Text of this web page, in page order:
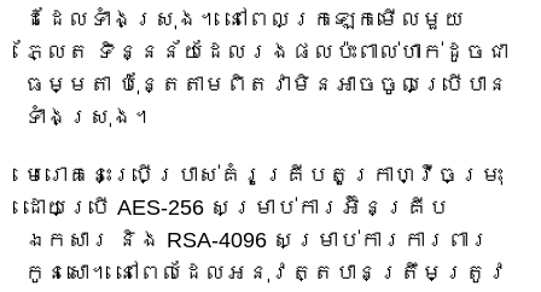
ដដែលទាំងស្រុង។ នៅពេលក្រឡេកមើលមួយ
ភ្លែត ទិន្នន័យដែលរងផលប៉ះពាល់ហាក់ដូចជា
ធម្មតា ប៉ុន្តែតាមពិតវាមិនអាចចូលប្រើបាន
ទាំងស្រុង។
មេរោគនេះប្រើប្រាស់គំរូគ្រីបតូក្រាហ្វីចម្រុះ
ដោយប្រើ AES-256 សម្រាប់ការអ៊ិនគ្រីប
ឯកសារ និង RSA-4096 សម្រាប់ការការពារ
កូនសោ។ នៅពេលដែលអនុវត្តបានត្រឹមត្រូវ